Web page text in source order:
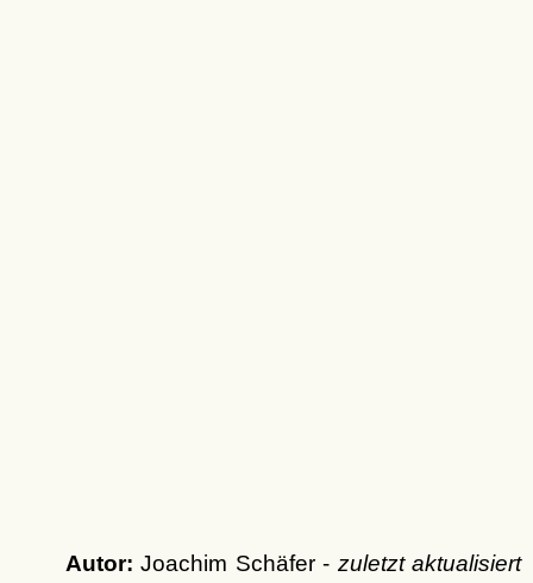
Autor: Joachim Schäfer - zuletzt aktualisiert